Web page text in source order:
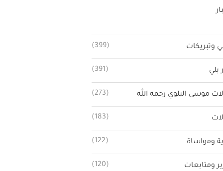
وتبريكات (399)
بلي (391)
موسى البلوي رحمه الله (273)
(183)
ومواساة (122)
ومتابعات (120)